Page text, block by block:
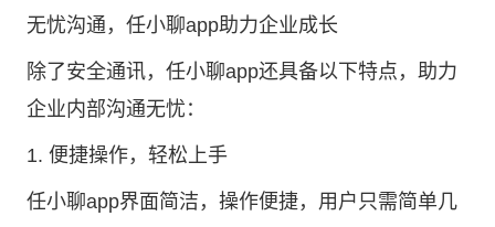
无忧沟通，任小聊app助力企业成长
除了安全通讯，任小聊app还具备以下特点，助力
企业内部沟通无忧：
1. 便捷操作，轻松上手
任小聊app界面简洁，操作便捷，用户只需简单几